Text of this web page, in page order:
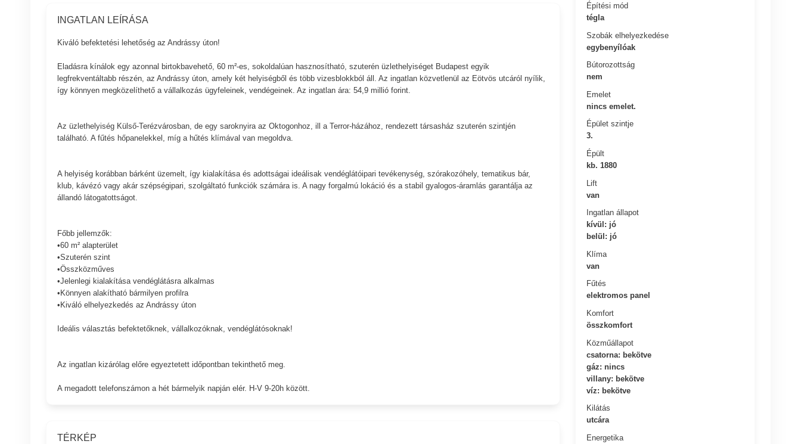
Építési mód
tégla
Szobák elhelyezkedése
egybenyílóak
Bútorozottság
nem
Emelet
nincs emelet.
Épület szintje
3.
Épült
kb. 1880
Lift
van
Ingatlan állapot
kívül: jó
belül: jó
Klíma
van
Fűtés
elektromos panel
Komfort
összkomfort
Közműállapot
csatorna: bekötve
gáz: nincs
villany: bekötve
víz: bekötve
Kilátás
utcára
Energetika
INGATLAN LEÍRÁSA
Kiváló befektetési lehetőség az Andrássy úton!
Eladásra kínálok egy azonnal birtokbavehető, 60 m²-es, sokoldalúan hasznosítható, szuterén üzlethelyiséget Budapest egyik
legfrekventáltabb részén, az Andrássy úton, amely két helyiségből és több vizesblokkból áll. Az ingatlan közvetlenül az Eötvös utcáról nyílik,
így könnyen megközelíthető a vállalkozás ügyfeleinek, vendégeinek. Az ingatlan ára: 54,9 millió forint.
Az üzlethelyiség Külső-Terézvárosban, de egy saroknyira az Oktogonhoz, ill a Terror-házához, rendezett társasház szuterén szintjén
található. A fűtés hőpanelekkel, míg a hűtés klímával van megoldva.
A helyiség korábban bárként üzemelt, így kialakítása és adottságai ideálisak vendéglátóipari tevékenység, szórakozóhely, tematikus bár,
klub, kávézó vagy akár szépségipari, szolgáltató funkciók számára is. A nagy forgalmú lokáció és a stabil gyalogos-áramlás garantálja az
állandó látogatottságot.
Főbb jellemzők:
•60 m² alapterület
•Szuterén szint
•Összközműves
•Jelenlegi kialakítása vendéglátásra alkalmas
•Könnyen alakítható bármilyen profilra
•Kiváló elhelyezkedés az Andrássy úton
Ideális választás befektetőknek, vállalkozóknak, vendéglátósoknak!
Az ingatlan kizárólag előre egyeztetett időpontban tekinthető meg.
A megadott telefonszámon a hét bármelyik napján elér. H-V 9-20h között.
TÉRKÉP